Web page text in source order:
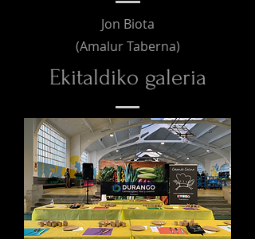
Jon Biota
(Amalur Taberna)
Ekitaldiko galeria